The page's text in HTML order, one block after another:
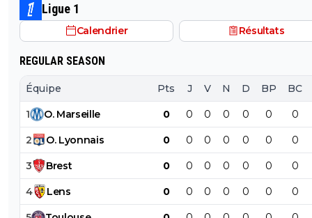
Ligue 1
Calendrier Résultats
REGULAR SEASON
Équipe Pts J V N D BP BC
1 O. Marseille 0 0 0 0 0 0 0
2 O. Lyonnais 0 0 0 0 0 0 0
3 Brest 0 0 0 0 0 0 0
4 Lens 0 0 0 0 0 0 0